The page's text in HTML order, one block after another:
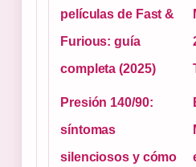
películas de Fast &
Furious: guía
completa (2025)
Presión 140/90:
síntomas
silenciosos y cómo